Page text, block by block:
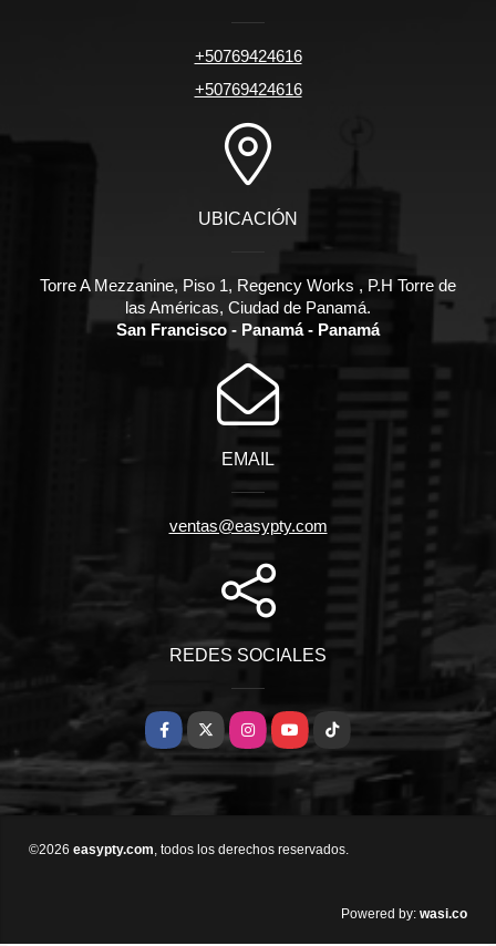
+50769424616
+50769424616
UBICACIÓN
Torre A Mezzanine, Piso 1, Regency Works , P.H Torre de
las Américas, Ciudad de Panamá.
San Francisco - Panamá - Panamá
EMAIL
ventas@easypty.com
REDES SOCIALES
Facebook
X InstagramYouTubeTikTok
©2026 easypty.com , todos los derechos reservados.
Powered by: wasi.co